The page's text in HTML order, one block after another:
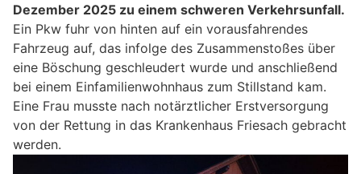
Dezember 2025 zu einem schweren Verkehrsunfall.
Ein Pkw fuhr von hinten auf ein vorausfahrendes
Fahrzeug auf, das infolge des Zusammenstoßes über
eine Böschung geschleudert wurde und anschließend
bei einem Einfamilienwohnhaus zum Stillstand kam.
Eine Frau musste nach notärztlicher Erstversorgung
von der Rettung in das Krankenhaus Friesach gebracht
werden.